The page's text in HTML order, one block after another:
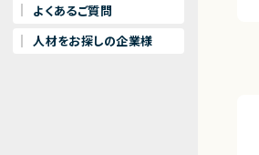
よくあるご質問
人材をお探しの企業様